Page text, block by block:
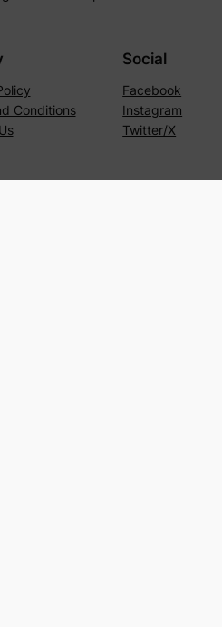
Conditions
Social
Facebook
Instagram
Twitter/X